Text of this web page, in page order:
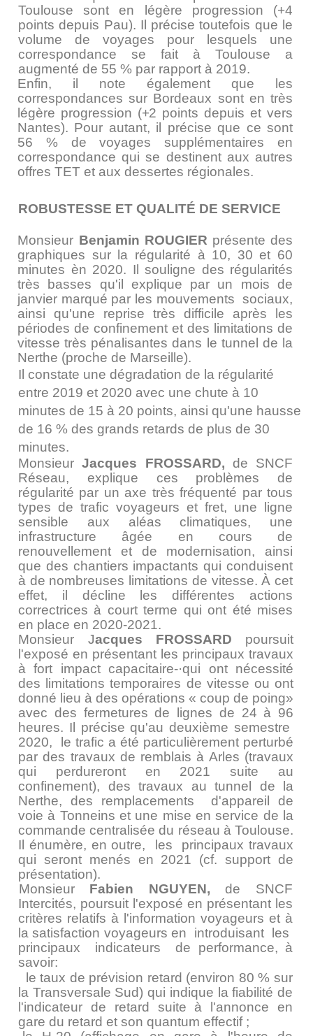
Toulouse sont en légère progression (+4
points depuis Pau). Il précise toutefois que le
volume de voyages pour lesquels une
correspondance se fait à Toulouse a
augmenté de 55 % par rapport à 2019.
Enfin, il note également que les
correspondances sur Bordeaux sont en très
légère progression (+2 points depuis et vers
Nantes). Pour autant, il précise que ce sont
56 % de voyages supplémentaires en
correspondance qui se destinent aux autres
offres TET et aux dessertes régionales.
ROBUSTESSE ET QUALITÉ DE SERVICE
Monsieur Benjamin ROUGIER présente des
graphiques sur la régularité à 10, 30 et 60
minutes èn 2020. Il souligne des régularités
très basses qu'il explique par un mois de
janvier marqué par les mouvements sociaux,
ainsi qu'une reprise très difficile après les
périodes de confinement et des limitations de
vitesse très pénalisantes dans le tunnel de la
Nerthe (proche de Marseille).
Il constate une dégradation de la régularité
entre 2019 et 2020 avec une chute à 10
minutes de 15 à 20 points, ainsi qu'une hausse
de 16 % des grands retards de plus de 30
minutes.
MonsieurJacques FROSSARD, de SNCF
Réseau, explique ces problèmes de
régularité par un axe très fréquenté par tous
types de trafic voyageurs et fret, une ligne
sensible aux aléas climatiques, une
infrastructure âgée en cours de
renouvellement et de modernisation, ainsi
que des chantiers impactants qui conduisent
à de nombreuses limitations de vitesse. À cet
effet, il décline les différentes actions
correctrices à court terme qui ont été mises
en place en 2020-2021.
Monsieur Jacques FROSSARD poursuit
l'exposé en présentant les principaux travaux
à fort impact capacitaire-·qui ont nécessité
des limitations temporaires de vitesse ou ont
donné lieu à des opérations « coup de poing»
avec des fermetures de lignes de 24 à 96
heures. Il précise qu'au deuxième semestre
2020, le trafic a été particulièrement perturbé
par des travaux de remblais à Arles (travaux
qui perdureront en 2021 suite au
confinement), des travaux au tunnel de la
Nerthe, des remplacements d'appareil de
voie à Tonneins et une mise en service de la
commande centralisée du réseau à Toulouse.
Il énumère, en outre, les principaux travaux
qui seront menés en 2021 (cf. support de
présentation).
Monsieur Fabien NGUYEN,de SNCF
Intercités, poursuit l'exposé en présentant les
critères relatifs à l'information voyageurs et à
la satisfaction voyageurs en introduisant les
principaux indicateurs de performance, à
savoir:
le taux de prévision retard (environ 80 % sur
la Transversale Sud) qui indique la fiabilité de
l'indicateur de retard suite à l'annonce en
gare du retard et son quantum effectif ;